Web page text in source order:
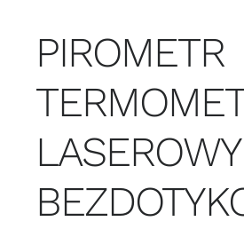
PIROMETR
LASEROWY